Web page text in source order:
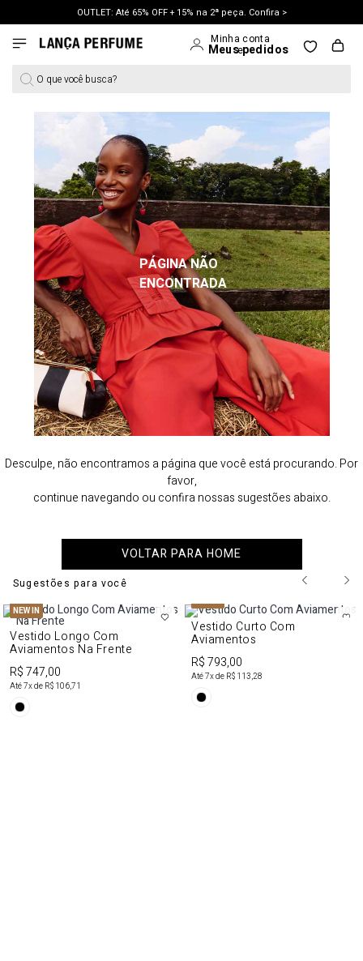
OUTLET: Até 65% OFF + 15% na 2ª peça. Confira >
LANÇAMENTO PRIMAVERA 27. Clique e aproveite.
O que você busca?
PÁGINA NÃO
ENCONTRADA
Desculpe, não encontramos a página que você está procurando. Por
favor,
continue navegando ou confira nossas sugestões abaixo.
VOLTAR PARA HOME
Sugestões para você
NEW IN
Vestido Longo Com
Aviamentos Na Frente
R$ 747,00
Até7x de R$ 106,71
NEW IN
Vestido Curto Com
Aviamentos
R$ 793,00
Até7x de R$ 113,28